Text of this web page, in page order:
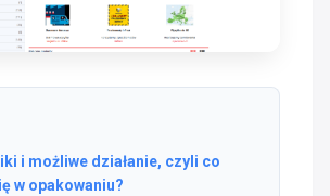
i możliwe działanie, czyli co
w opakowaniu?